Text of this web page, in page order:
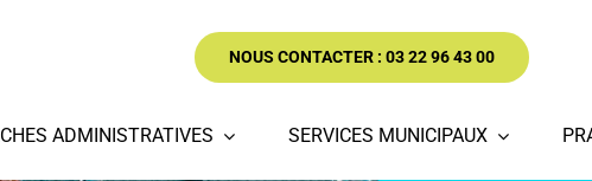
NOUS CONTACTER : 03 22 96 43 00
ADMINISTRATIVES SERVICES MUNICIPAUX